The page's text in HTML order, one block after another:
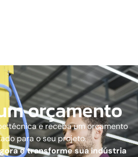
orçamento
técnica e receba um orçamento
para o seu projeto.
e transforme sua indústria